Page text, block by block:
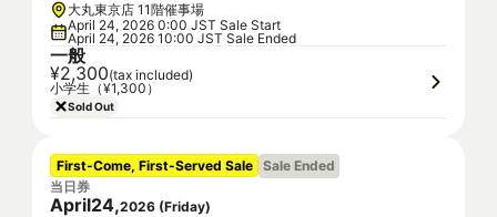
大丸東京店 11階催事場
April 24, 2026 0:00 JST Sale Start
April 24, 2026 10:00 JST Sale Ended
一般
¥2,300(tax included)
小学生（¥1,300）
Sold Out
First-Come, First-Served Sale Sale Ended
当日券
April24,2026 (Friday)